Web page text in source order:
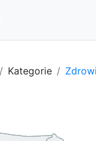
Kategorie